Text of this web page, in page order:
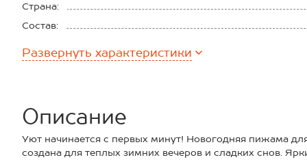
Страна:
Состав:
Плотность ткани:
Развернуть характеристики
Описание
Уют начинается с первых минут! Новогодняя пижама
создана для теплых зимних вечеров и сладких снов.